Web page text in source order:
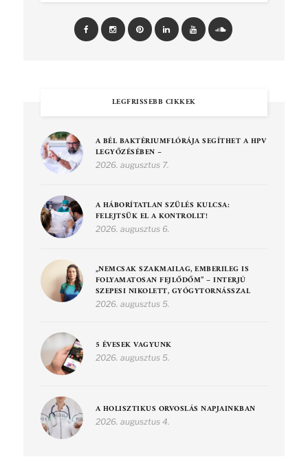
LEGFRISSEBB CIKKEK
A BÉL BAKTÉRIUMFLÓRÁJA SEGÍTHET A HPV
LEGYŐZÉSÉBEN –
2026. augusztus 7.
A HÁBORÍTATLAN SZÜLÉS KULCSA:
FELEJTSÜK EL A KONTROLLT!
2026. augusztus 6.
„NEMCSAK SZAKMAILAG, EMBERILEG IS
FOLYAMATOSAN FEJLŐDŐM” – INTERJÚ
SZEPESI NIKOLETT, GYÓGYTORNÁSSZAL
2026. augusztus 5.
5 ÉVESEK VAGYUNK
2026. augusztus 5.
A HOLISZTIKUS ORVOSLÁS NAPJAINKBAN
2026. augusztus 4.